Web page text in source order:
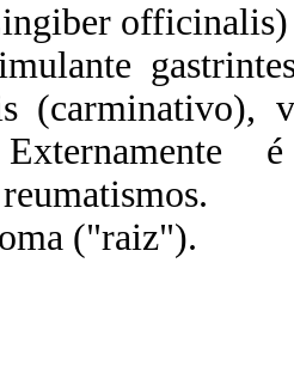
officinalis)
(carminativo),
("raiz").